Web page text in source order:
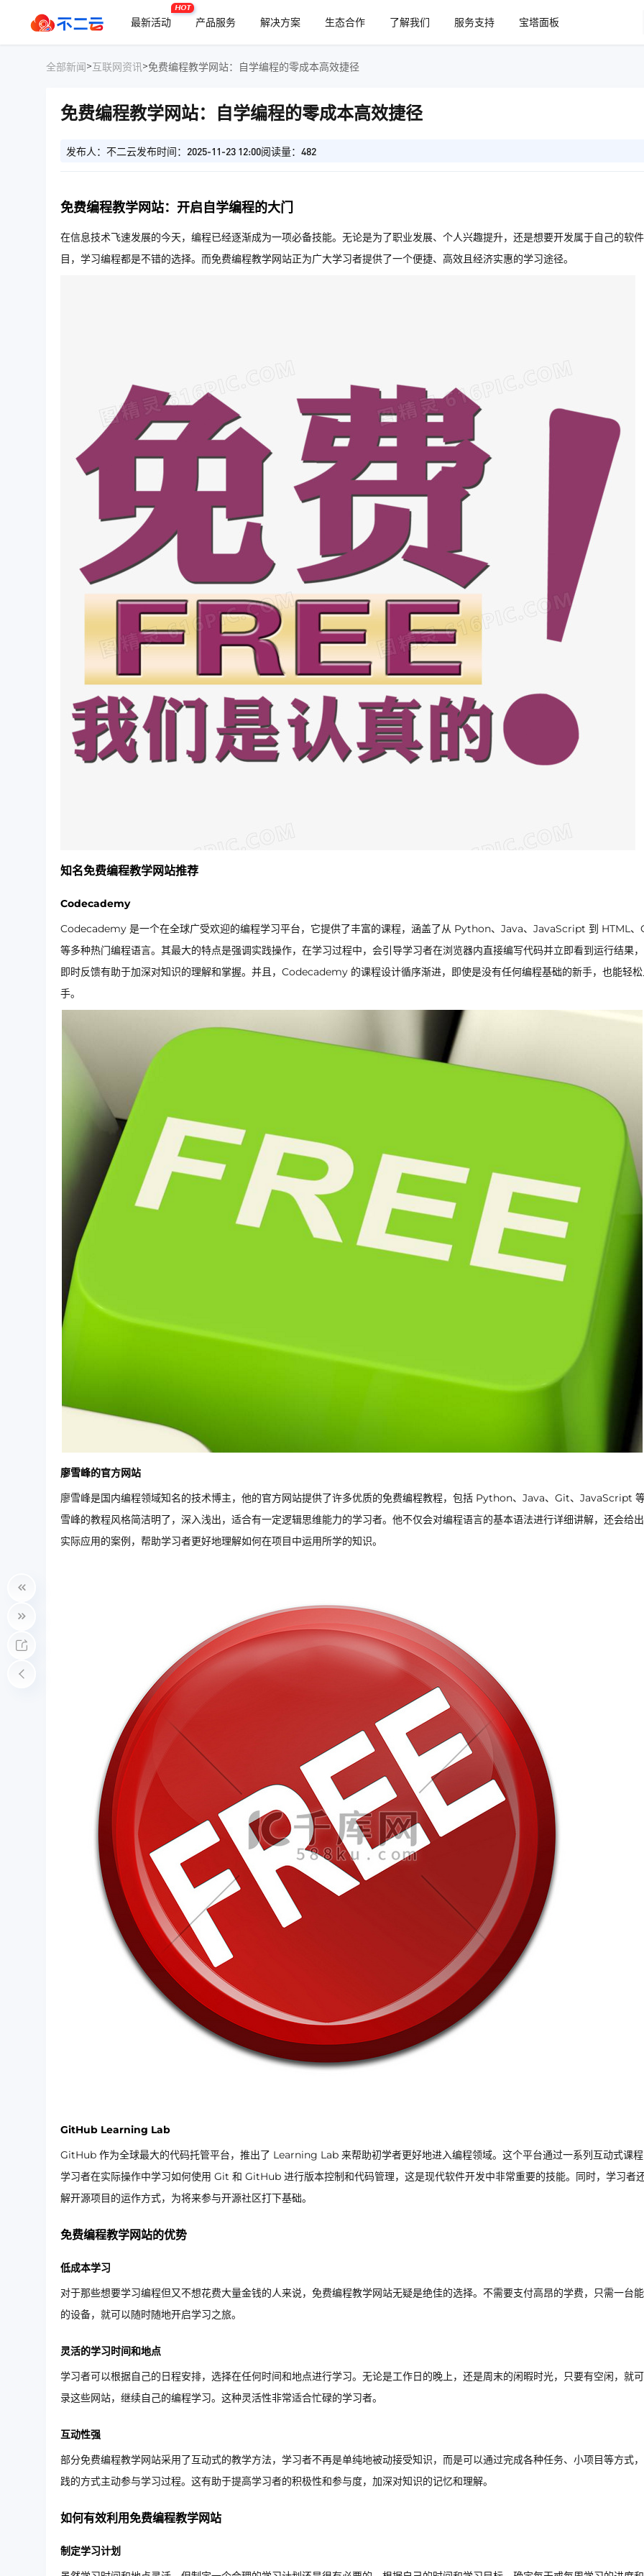
最新活动
HOT
产品服务 解决方案 生态合作 了解我们 服务支持 宝塔面板
全部新闻>互联网资讯>免费编程教学网站：自学编程的零成本高效捷径
免费编程教学网站：自学编程的零成本高效捷径
发布人：不二云发布时间：2025-11-23 12:00阅读量：482
免费编程教学网站：开启自学编程的大门
在信息技术飞速发展的今天，编程已经逐渐成为一项必备技能。无论是为了职业发展、个人兴趣提升，还是想要开发属于自己的软
目，学习编程都是不错的选择。而免费编程教学网站正为广大学习者提供了一个便捷、高效且经济实惠的学习途径。
知名免费编程教学网站推荐
Codecademy
Codecademy 是一个在全球广受欢迎的编程学习平台，它提供了丰富的课程，涵盖了从 Python、Java、JavaScript 到 HTML、
等多种热门编程语言。其最大的特点是强调实践操作，在学习过程中，会引导学习者在浏览器内直接编写代码并立即看到运行结果
即时反馈有助于加深对知识的理解和掌握。并且，Codecademy 的课程设计循序渐进，即使是没有任何编程基础的新手，也能轻
手。
廖雪峰的官方网站
廖雪峰是国内编程领域知名的技术博主，他的官方网站提供了许多优质的免费编程教程，包括 Python、Java、Git、JavaScript
雪峰的教程风格简洁明了，深入浅出，适合有一定逻辑思维能力的学习者。他不仅会对编程语言的基本语法进行详细讲解，还会给
实际应用的案例，帮助学习者更好地理解如何在项目中运用所学的知识。
GitHub Learning Lab
GitHub 作为全球最大的代码托管平台，推出了 Learning Lab 来帮助初学者更好地进入编程领域。这个平台通过一系列互动式课
学习者在实际操作中学习如何使用 Git 和 GitHub 进行版本控制和代码管理，这是现代软件开发中非常重要的技能。同时，学习者
解开源项目的运作方式，为将来参与开源社区打下基础。
免费编程教学网站的优势
低成本学习
对于那些想要学习编程但又不想花费大量金钱的人来说，免费编程教学网站无疑是绝佳的选择。不需要支付高昂的学费，只需一台
的设备，就可以随时随地开启学习之旅。
灵活的学习时间和地点
学习者可以根据自己的日程安排，选择在任何时间和地点进行学习。无论是工作日的晚上，还是周末的闲暇时光，只要有空闲，就
录这些网站，继续自己的编程学习。这种灵活性非常适合忙碌的学习者。
互动性强
部分免费编程教学网站采用了互动式的教学方法，学习者不再是单纯地被动接受知识，而是可以通过完成各种任务、小项目等方式
践的方式主动参与学习过程。这有助于提高学习者的积极性和参与度，加深对知识的记忆和理解。
如何有效利用免费编程教学网站
制定学习计划